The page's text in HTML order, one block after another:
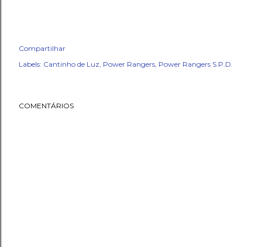
Compartilhar
Labels: Cantinho de Luz Power Rangers Power Rangers S.P.D.
COMENTÁRIOS